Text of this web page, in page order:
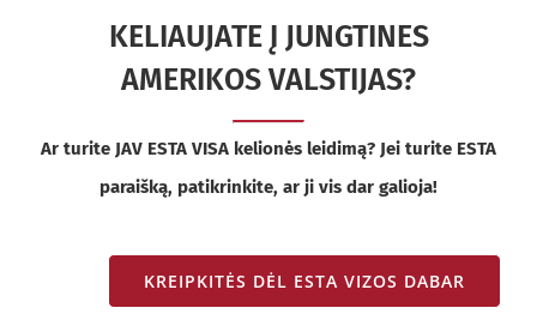
KELIAUJATE Į JUNGTINES
AMERIKOS VALSTIJAS?
Ar turite JAV ESTA VISA kelionės leidimą? Jei turite ESTA
paraišką, patikrinkite, ar ji vis dar galioja!
KREIPKITĖS DĖL ESTA VIZOS DABAR